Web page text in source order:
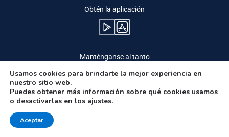
Obtén la aplicación
Manténganse al tanto
Usamos cookies para brindarte la mejor experiencia en
nuestro sitio web.
Puedes obtener más información sobre qué cookies usamos
o desactivarlas en los ajustes.
Aceptar